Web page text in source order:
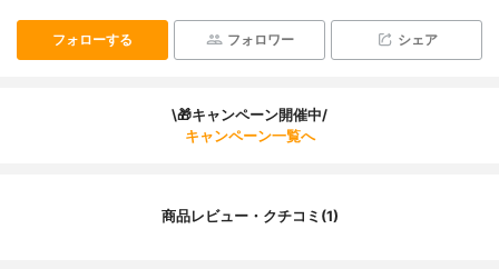
フォローする フォロワー シェア
\🎁キャンペーン開催中/
キャンペーン一覧へ
商品レビュー・クチコミ(1)